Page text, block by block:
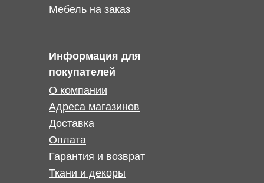
Информация для
покупателей
Мебель на заказ
Доставка
Ткани и декоры
Гарантия и возврат
Оплата
Адреса магазинов
О компании